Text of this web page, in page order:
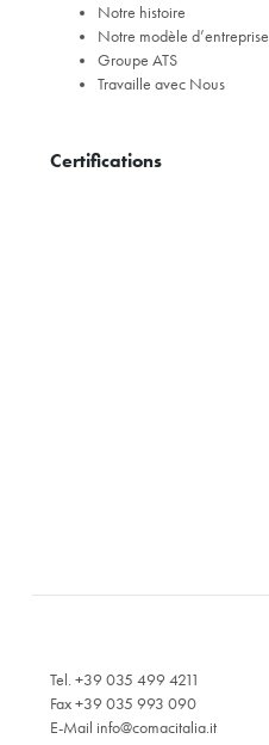
Notre histoire
Notre modèle d’entreprise
Groupe ATS
Travaille avec Nous
Certifications
Tel. +39 035 499 4211
Fax +39 035 993 090
E-Mail info@comacitalia.it